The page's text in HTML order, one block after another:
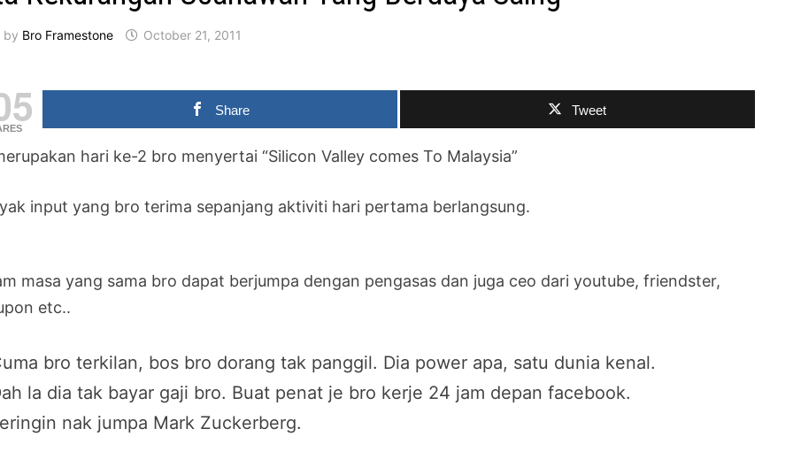
by Bro Framestone October 21, 2011
Share Tweet
hari ke-2 bro menyertai “Silicon Valley comes To Malaysia”
input yang bro terima sepanjang aktiviti hari pertama berlangsung.
masa yang sama bro dapat berjumpa dengan pengasas dan juga ceo dari youtube, friendster,
etc..
bro terkilan, bos bro dorang tak panggil. Dia power apa, satu dunia kenal.
la dia tak bayar gaji bro. Buat penat je bro kerje 24 jam depan facebook.
nak jumpa Mark Zuckerberg.